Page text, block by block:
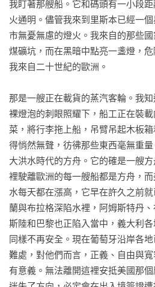
我盯著那艘船。它和碼頭有一小段
火通明。儘管我來到里斯本已經一
市無憂無慮的燈火。我來自的那些
煤礦坑，而在黑暗中點亮一盞燈，
我來自二十世紀的歐洲。
那是一艘正在載貨的蒸汽客輪。我
裸燈泡的刺眼照耀下，船工正在裝
菜，將行李拖上船，吊臂吊起木板
得悄然無聲，彷彿那些東西毫無重
大洪水時代的方舟。它的確是一艘
裡駛離歐洲的每一艘船都是方舟，
水每天都在漲高，它早在許久之前
蘭與布拉格深陷水裡，阿姆斯特丹
斯陸和巴黎也正陷入當中，義大利
同樣不再安全。現在葡萄牙沿岸各
難處，對他們而言，正義、自由與
有意義。無法離開這裡安抵美國那